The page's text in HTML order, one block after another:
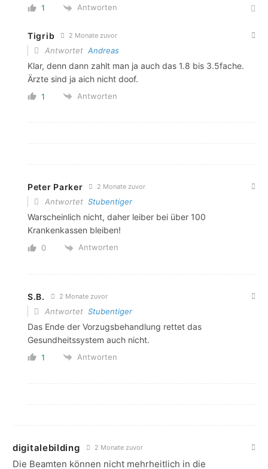
1 Antworten
Tigrib 2 Monate zuvor
Antwortet Andreas
Klar, denn dann zahlt man ja auch das 1.8 bis 3.5fache.
Ärzte sind ja aich nicht doof.
1 Antworten
Peter Parker 2 Monate zuvor
Antwortet Stubentiger
Warscheinlich nicht, daher leiber bei über 100
Krankenkassen bleiben!
0 Antworten
S.B. 2 Monate zuvor
Antwortet Stubentiger
Das Ende der Vorzugsbehandlung rettet das
Gesundheitssystem auch nicht.
1 Antworten
digitalebilding 2 Monate zuvor
Die Beamten können nicht mehrheitlich in die